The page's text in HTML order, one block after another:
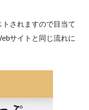
されますので目当て
サイトと同じ流れに